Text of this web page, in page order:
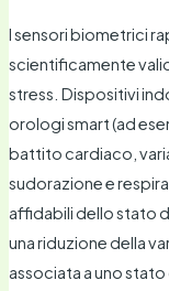
I sensori biometrici
scientificamente
stress. Dispositivi
orologi smart (ad
battito cardiaco,
sudorazione e
affidabili dello stato
una riduzione della
associata a uno